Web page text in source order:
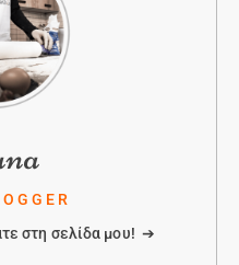
στη σελίδα μου! ➔